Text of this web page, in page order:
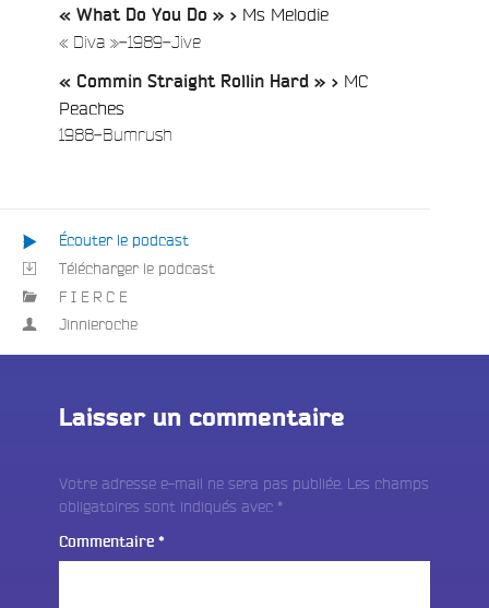
« What Do You Do » > Ms Melodie
« Diva »-1989-Jive/
« Commin Straight Rollin Hard » > MC
Peaches
1988-Bumrush
Écouter le podcast
Télécharger le podcast
F I E R C E
Jinnieroche
Laisser un commentaire
Votre adresse e-mail ne sera pas publiée. Les champs
obligatoires sont indiqués avec *
Commentaire *